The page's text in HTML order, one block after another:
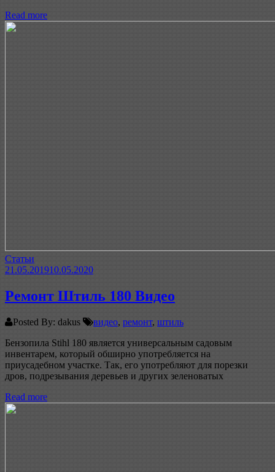
Read more
Статьи
21.05.201910.05.2020
Ремонт Штиль 180 Видео
Posted By: dakus видео, ремонт, штиль
Бензопила Stihl 180 является универсальным садовым
инвентарем, который обширно употребляется на
приусадебном участке. Так, его употребляют для порезки
дров, подрезывания деревьев и других зеленоватых
Read more